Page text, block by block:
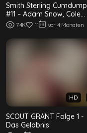
Smith Sterling Cumdump
#11 – Adam Snow, Cole
Blue, Dylan Tides, Finn
August, Grant...
7.4K 11 vor 4 Monaten
HD
SCOUT GRANT Folge 1 -
Das Gelöbnis